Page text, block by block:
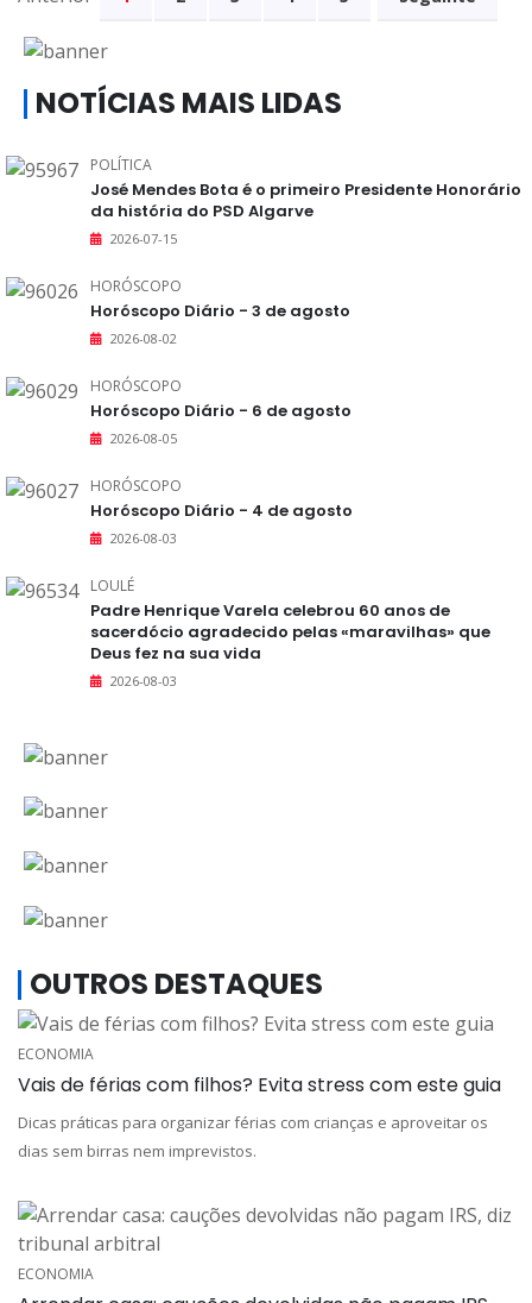
NOTÍCIAS MAIS LIDAS
POLÍTICA
José Mendes Bota é o primeiro Presidente Honorário
da história do PSD Algarve
2026-07-15
HORÓSCOPO
Horóscopo Diário - 3 de agosto
2026-08-02
HORÓSCOPO
Horóscopo Diário - 6 de agosto
2026-08-05
HORÓSCOPO
Horóscopo Diário - 4 de agosto
2026-08-03
LOULÉ
Padre Henrique Varela celebrou 60 anos de
sacerdócio agradecido pelas «maravilhas» que
Deus fez na sua vida
2026-08-03
OUTROS DESTAQUES
ECONOMIA
Vais de férias com filhos? Evita stress com este guia
Dicas práticas para organizar férias com crianças e aproveitar os
dias sem birras nem imprevistos.
ECONOMIA